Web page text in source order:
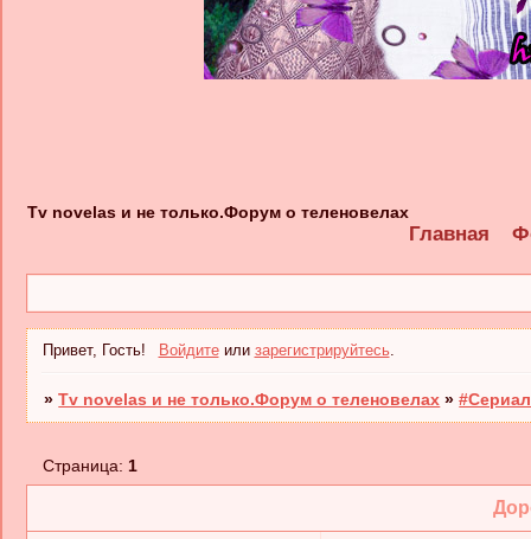
Tv novelas и не только.Форум о теленовелах
Главная
Привет, Гость! Войдитеили зарегистрируйтесь.
»Tv novelas и не только.Форум о теленовелах »
Страница:1